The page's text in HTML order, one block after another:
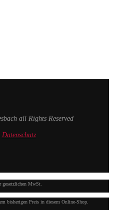
all Rights Reserved
Datenschutz
MwSt.
bisherigen Preis in diesem Online-Shop.